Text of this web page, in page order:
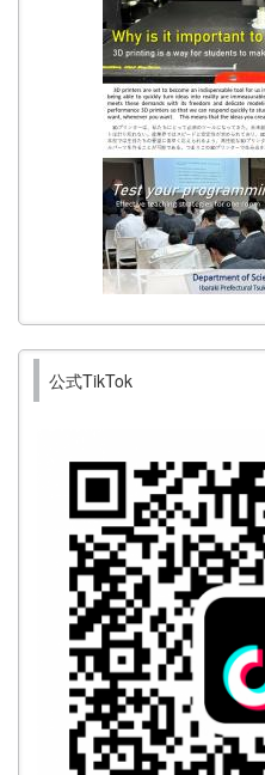
公式TikTok